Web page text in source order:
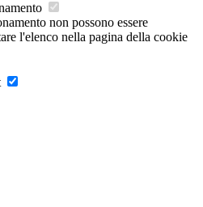
non possono essere
l'elenco nella pagina della cookie